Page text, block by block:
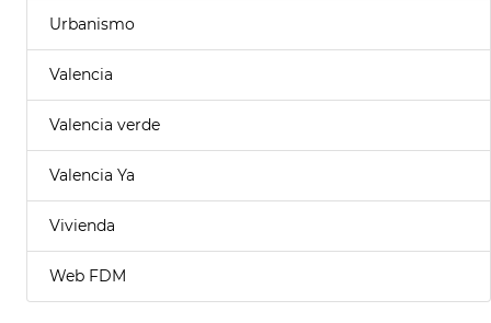
Urbanismo
Valencia
Valencia verde
Valencia Ya
Vivienda
Web FDM